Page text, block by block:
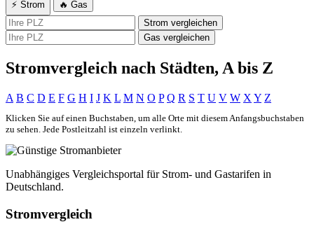
⚡ Strom
🔥 Gas
Strom vergleichen
Gas vergleichen
Stromvergleich nach Städten, A bis Z
A B C D E F G H I J K L M N O P Q R S T U V W X Y Z
Klicken Sie auf einen Buchstaben, um alle Orte mit diesem Anfangsbuchstaben
zu sehen. Jede Postleitzahl ist einzeln verlinkt.
Unabhängiges Vergleichsportal für Strom- und Gastarifen in
Deutschland.
Stromvergleich